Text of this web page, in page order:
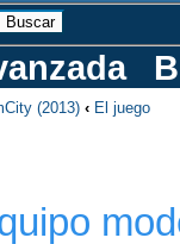
(2013) ‹ El juego